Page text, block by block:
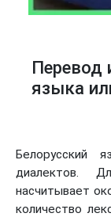
Перевод
языка
Белорусский
диалектов.
насчитывает
количество